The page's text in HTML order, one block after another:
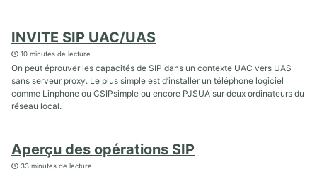
INVITE SIP UAC/UAS
10 minutes de lecture
On peut éprouver les capacités de SIP dans un contexte UAC vers UAS
sans serveur proxy. Le plus simple est d’installer un téléphone logiciel
comme Linphone ou CSIPsimple ou encore PJSUA sur deux ordinateurs du
réseau local.
Aperçu des opérations SIP
33 minutes de lecture